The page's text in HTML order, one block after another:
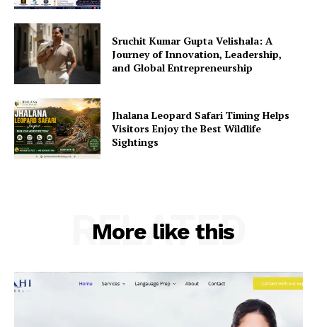
Sruchit Kumar Gupta Velishala: A
Journey of Innovation, Leadership,
and Global Entrepreneurship
Jhalana Leopard Safari Timing Helps
Visitors Enjoy the Best Wildlife
Sightings
More like this
RELATED